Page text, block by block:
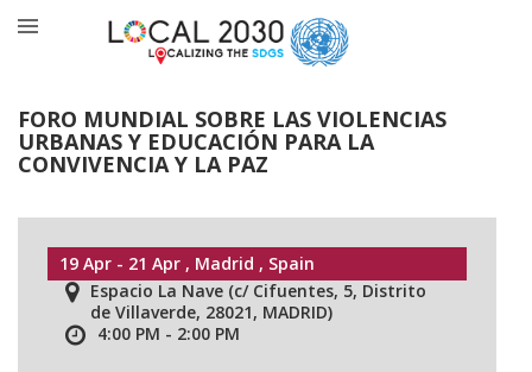
FORO MUNDIAL SOBRE LAS VIOLENCIAS
URBANAS Y EDUCACIÓN PARA LA
CONVIVENCIA Y LA PAZ
19 Apr - 21 Apr , Madrid , Spain
Espacio La Nave (c/ Cifuentes, 5, Distrito
de Villaverde, 28021, MADRID)
4:00 PM - 2:00 PM